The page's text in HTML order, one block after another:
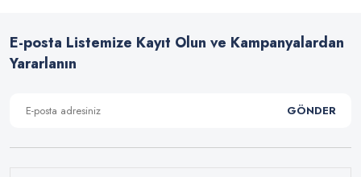
E-posta Listemize Kayıt Olun ve Kampanyalardan
Yararlanın
GÖNDER